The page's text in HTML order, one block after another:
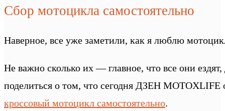
Сбор мотоцикла самостоятельно
Наверное, все уже заметили, как я люблю
Не важно сколько их — главное, что все они
поделиться о том, что сегодня ДЗЕН MOTOXLIFE
кроссовый мотоцикл самостоятельно.